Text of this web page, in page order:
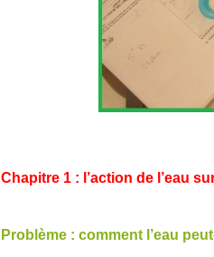
Chapitre 1 : l’action de l’eau
Problème : comment l’eau